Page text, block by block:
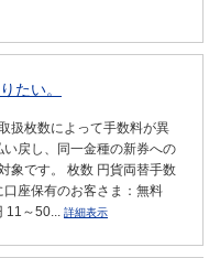
たい。
扱枚数によって手数料が異
戻し、同一金種の新券への
象です。 枚数 円貨両替手数
座保有のお客さま：無料
11～50... 詳細表示